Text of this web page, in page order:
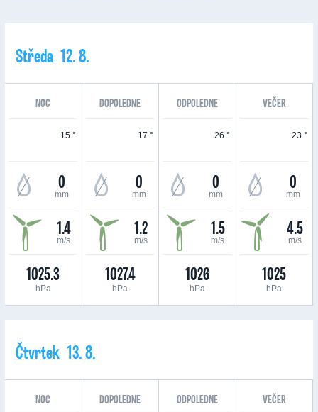
Středa 12. 8.
NOC DOPOLEDNE ODPOLEDNE VEČER
15 °
0
mm
1.4
m/s
1025.3
hPa
17 °
0
mm
1.2
m/s
1027.4
hPa
26 °
0
mm
1.5
m/s
1026
hPa
23 °
0
mm
4.5
m/s
1025
hPa
Čtvrtek 13. 8.
NOC DOPOLEDNE ODPOLEDNE VEČER